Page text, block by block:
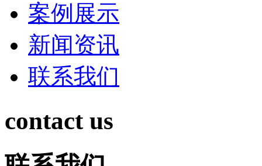
案例展示
新闻资讯
联系我们
contact us